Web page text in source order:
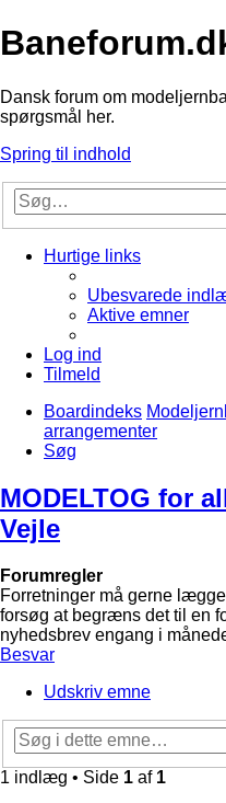
Dansk forum om
spørgsmål her.
Spring til indhold
Hurtige links
Ubesvarede
Aktive emner
Log ind
Tilmeld
Boardindeks
arrangementer
Søg
MODELTOG for
Vejle
Forumregler
Forretninger må gerne
forsøg at begræns det til en
nyhedsbrev engang i
Besvar
Udskriv emne
1 indlæg • Side 1 af 1